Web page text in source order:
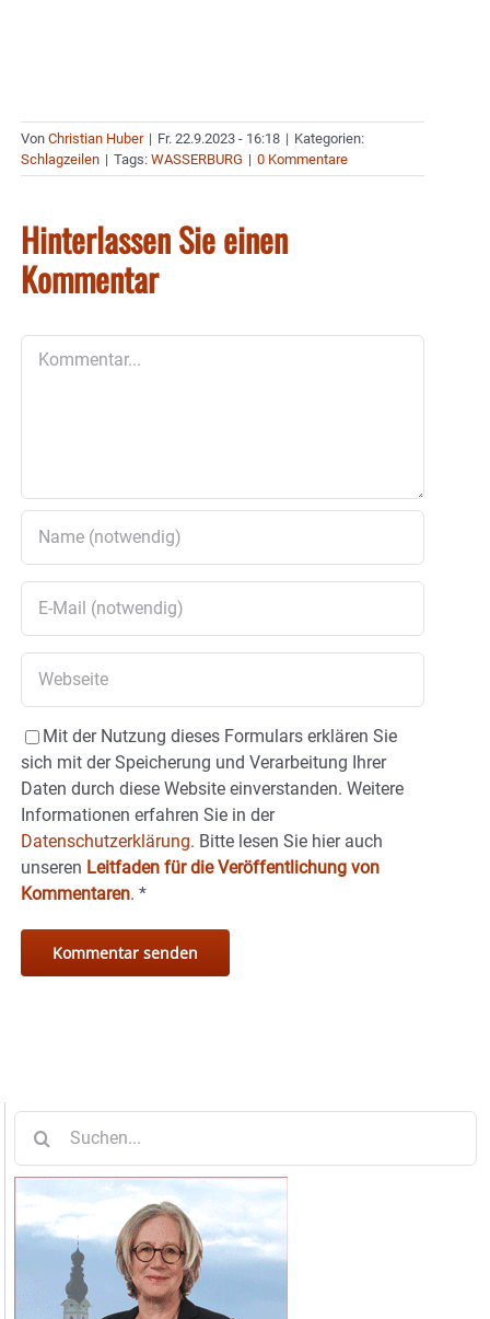
Von Christian Huber | Fr. 22.9.2023 - 16:18 | Kategorien:
Schlagzeilen | Tags: WASSERBURG | 0 Kommentare
Hinterlassen Sie einen
Kommentar
Mit der Nutzung dieses Formulars erklären Sie
sich mit der Speicherung und Verarbeitung Ihrer
Daten durch diese Website einverstanden. Weitere
Informationen erfahren Sie in der
Datenschutzerklärung. Bitte lesen Sie hier auch
unseren Leitfaden für die Veröffentlichung von
Kommentaren. *
nach: